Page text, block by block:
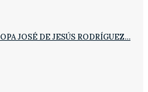
JOSÉ DE JESÚS RODRÍGUEZ…